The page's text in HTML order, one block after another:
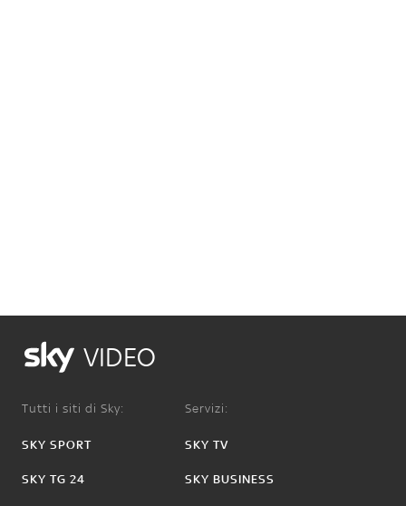
VIDEO
Tutti i siti di Sky:
SKY SPORT
SKY TG 24
Servizi:
SKY TV
SKY BUSINESS